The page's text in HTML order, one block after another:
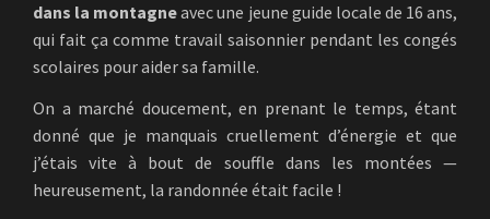
dans la montagneavec une jeune guide locale de 16 ans,
qui fait ça comme travail saisonnier pendant les congés
scolaires pour aider sa famille.
On a marché doucement, en prenant le temps, étant
donné que je manquais cruellement d’énergie et que
j’étais vite à bout de souffle dans les montées —
heureusement, la randonnée était facile !